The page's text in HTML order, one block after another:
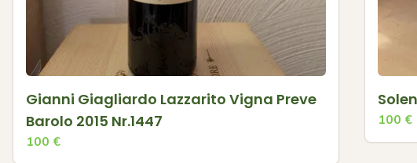
Gianni Giagliardo Lazzarito Vigna Preve
Barolo 2015 Nr.1447
100 €
100 €